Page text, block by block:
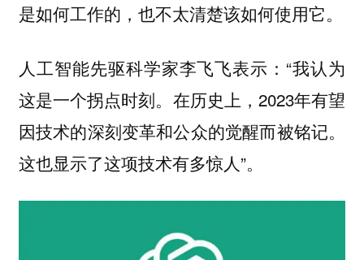
是如何工作的，也不太清楚该如何使用它。
人工智能先驱科学家李飞飞表示：“我认为
这是一个拐点时刻。在历史上，2023年有望
因技术的深刻变革和公众的觉醒而被铭记。
这也显示了这项技术有多惊人”。